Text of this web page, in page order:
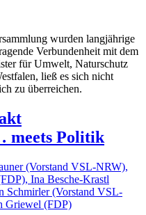
wurden langjährige
Verbundenheit mit dem
für Umwelt, Naturschutz
ließ es sich nicht
zu überreichen.
meets Politik